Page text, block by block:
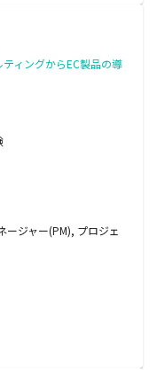
ィングからEC製品の導
ジャー(PM), プロジェ